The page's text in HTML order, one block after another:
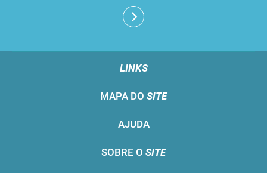
LINKS
MAPA DO SITE
AJUDA
SOBRE O SITE